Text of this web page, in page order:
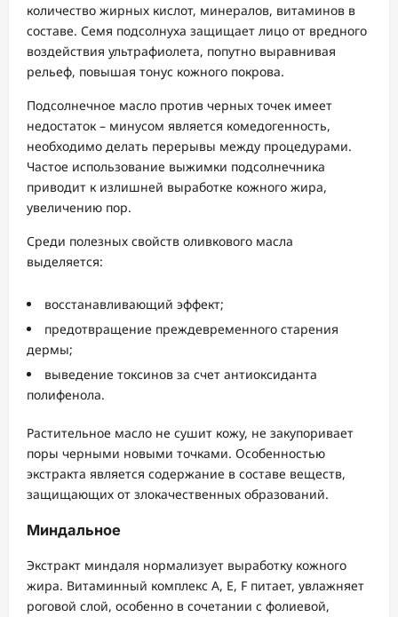
количество жирных кислот, минералов, витаминов в
составе. Семя подсолнуха защищает лицо от вредного
воздействия ультрафиолета, попутно выравнивая
рельеф, повышая тонус кожного покрова.
Подсолнечное масло против черных точек имеет
недостаток – минусом является комедогенность,
необходимо делать перерывы между процедурами.
Частое использование выжимки подсолнечника
приводит к излишней выработке кожного жира,
увеличению пор.
Среди полезных свойств оливкового масла
выделяется:
восстанавливающий эффект;
предотвращение преждевременного старения
дермы;
выведение токсинов за счет антиоксиданта
полифенола.
Растительное масло не сушит кожу, не закупоривает
поры черными новыми точками. Особенностью
экстракта является содержание в составе веществ,
защищающих от злокачественных образований.
Миндальное
Экстракт миндаля нормализует выработку кожного
жира. Витаминный комплекс A, E, F питает, увлажняет
роговой слой, особенно в сочетании с фолиевой,